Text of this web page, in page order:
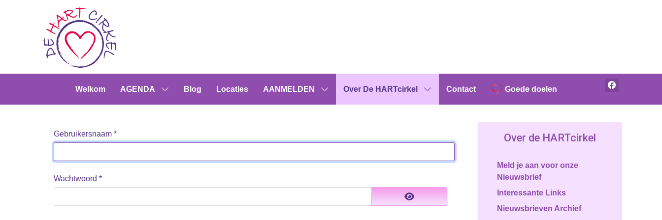
Welkom AGENDA Blog Locaties AANMELDEN Over De HARTcirkel Contact Goede doelen
Gebruikersnaam *
Wachtwoord *
Show Password
Over de HARTcirkel
Meld je aan voor onze
Nieuwsbrief
Interessante Links
Nieuwsbrieven Archief